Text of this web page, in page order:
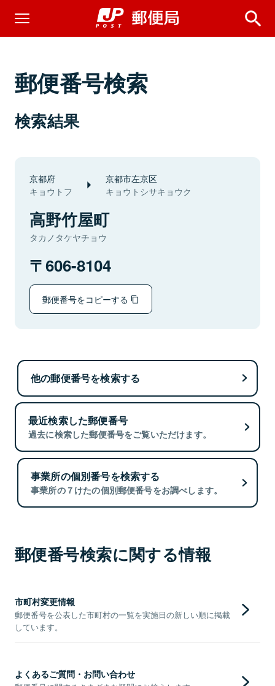
郵便番号検索
検索結果
京都府
キョウトフ
京都市左京区
キョウトシサキョウク
高野竹屋町
タカノタケヤチョウ
606-8104
郵便番号をコピーする
他の郵便番号を検索する
最近検索した郵便番号
過去に検索した郵便番号をご覧いただけます。
事業所の個別番号を検索する
事業所の７けたの個別郵便番号をお調べします。
郵便番号検索に関する情報
市町村変更情報
郵便番号を公表した市町村の一覧を実施日の新しい順に掲載
しています。
よくあるご質問・お問い合わせ